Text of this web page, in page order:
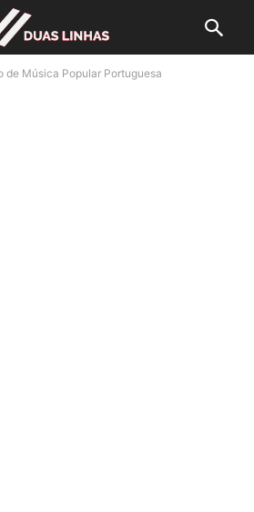
de Música Popular Portuguesa